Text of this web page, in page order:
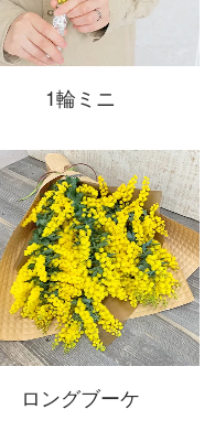
1輪ミニ
ロングブーケ